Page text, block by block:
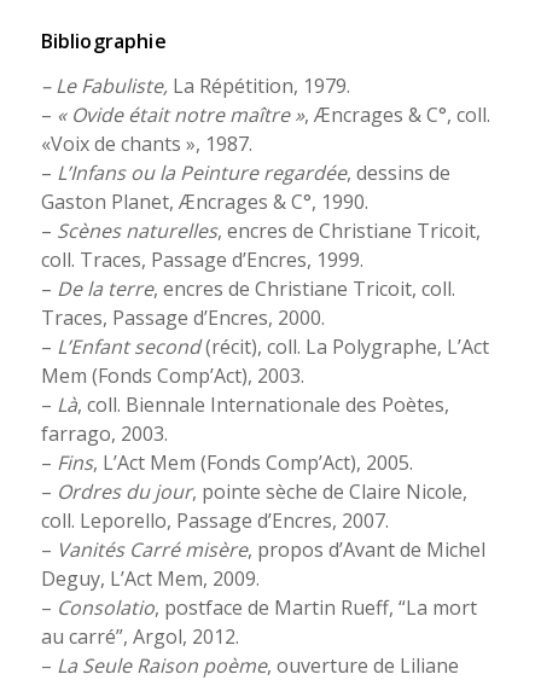
Bibliographie
– Le Fabuliste,La Répétition, 1979.
– « Ovide était notre maître », Æncrages & C°, coll.
«Voix de chants », 1987.
– L’Infans ou la Peinture regardée, dessins de
Gaston Planet, Æncrages & C°, 1990.
– Scènes naturelles, encres de Christiane Tricoit,
coll. Traces, Passage d’Encres, 1999.
– De la terre, encres de Christiane Tricoit, coll.
Traces, Passage d’Encres, 2000.
– L’Enfant second(récit), coll. La Polygraphe, L’Act
Mem (Fonds Comp’Act), 2003.
– Là, coll. Biennale Internationale des Poètes,
farrago, 2003.
– Fins, L’Act Mem (Fonds Comp’Act), 2005.
– Ordres du jour, pointe sèche de Claire Nicole,
coll. Leporello, Passage d’Encres, 2007.
– Vanités Carré misère, propos d’Avant de Michel
Deguy, L’Act Mem, 2009.
– Consolatio, postface de Martin Rueff, “La mort
au carré”, Argol, 2012.
– La Seule Raison poème, ouverture de Liliane